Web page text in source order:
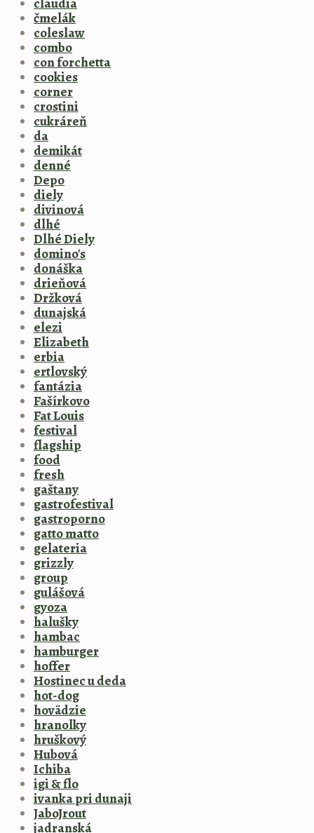
claudia
čmelák
coleslaw
combo
con forchetta
cookies
corner
crostini
cukráreň
da
demikát
denné
Depo
diely
divinová
dlhé
Dlhé Diely
domino's
donáška
drieňová
Držková
dunajská
elezi
Elizabeth
erbia
ertlovský
fantázia
Fašírkovo
Fat Louis
festival
flagship
food
fresh
gaštany
gastrofestival
gastroporno
gatto matto
gelateria
grizzly
group
gulášová
gyoza
halušky
hambac
hamburger
hoffer
Hostinec u deda
hot-dog
hovädzie
hranolky
hruškový
Hubová
Ichiba
igi & flo
ivanka pri dunaji
JaboJrout
jadranská